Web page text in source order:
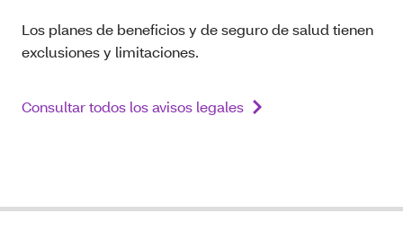
Los planes de beneficios y de seguro de salud tienen
exclusiones y limitaciones.
Consultar todos los avisos legales